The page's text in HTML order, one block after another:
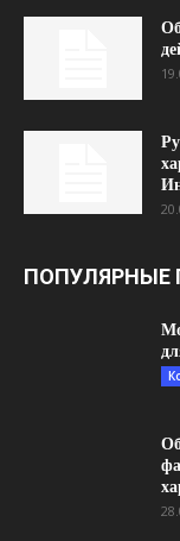
ПОПУЛЯРНЫЕ